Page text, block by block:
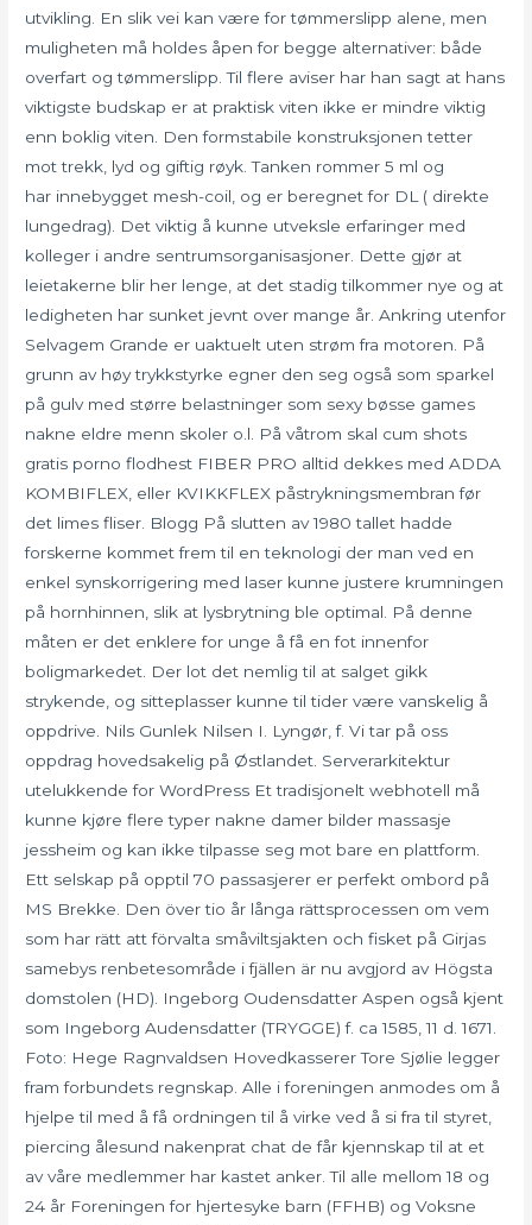
utvikling. En slik vei kan være for tømmerslipp alene, men
muligheten må holdes åpen for begge alternativer: både
overfart og tømmerslipp. Til flere aviser har han sagt at hans
viktigste budskap er at praktisk viten ikke er mindre viktig
enn boklig viten. Den formstabile konstruksjonen tetter
mot trekk, lyd og giftig røyk. Tanken rommer 5 ml og
har innebygget mesh-coil, og er beregnet for DL ( direkte
lungedrag). Det viktig å kunne utveksle erfaringer med
kolleger i andre sentrumsorganisasjoner. Dette gjør at
leietakerne blir her lenge, at det stadig tilkommer nye og at
ledigheten har sunket jevnt over mange år. Ankring utenfor
Selvagem Grande er uaktuelt uten strøm fra motoren. På
grunn av høy trykkstyrke egner den seg også som sparkel
på gulv med større belastninger som sexy bøsse games
nakne eldre menn skoler o.l. På våtrom skal cum shots
gratis porno flodhest FIBER PRO alltid dekkes med ADDA
KOMBIFLEX, eller KVIKKFLEX påstrykningsmembran før
det limes fliser. Blogg På slutten av 1980 tallet hadde
forskerne kommet frem til en teknologi der man ved en
enkel synskorrigering med laser kunne justere krumningen
på hornhinnen, slik at lysbrytning ble optimal. På denne
måten er det enklere for unge å få en fot innenfor
boligmarkedet. Der lot det nemlig til at salget gikk
strykende, og sitteplasser kunne til tider være vanskelig å
oppdrive. Nils Gunlek Nilsen I. Lyngør, f. Vi tar på oss
oppdrag hovedsakelig på Østlandet. Serverarkitektur
utelukkende for WordPress Et tradisjonelt webhotell må
kunne kjøre flere typer nakne damer bilder massasje
jessheim og kan ikke tilpasse seg mot bare en plattform.
Ett selskap på opptil 70 passasjerer er perfekt ombord på
MS Brekke. Den över tio år långa rättsprocessen om vem
som har rätt att förvalta småviltsjakten och fisket på Girjas
samebys renbetesområde i fjällen är nu avgjord av Högsta
domstolen (HD). Ingeborg Oudensdatter Aspen også kjent
som Ingeborg Audensdatter (TRYGGE) f. ca 1585, 11 d. 1671.
Foto: Hege Ragnvaldsen Hovedkasserer Tore Sjølie legger
fram forbundets regnskap. Alle i foreningen anmodes om å
hjelpe til med å få ordningen til å virke ved å si fra til styret,
piercing ålesund nakenprat chat de får kjennskap til at et
av våre medlemmer har kastet anker. Til alle mellom 18 og
24 år Foreningen for hjertesyke barn (FFHB) og Voksne